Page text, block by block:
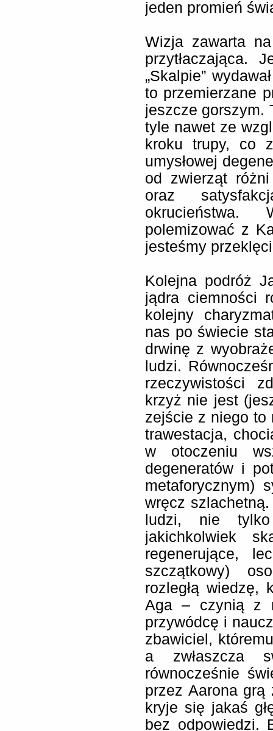
jeden promień
Wizja zawarta
przytłaczająca.
„Skalpie”
to przemierzane
jeszcze gorszym.
tyle nawet ze
kroku trupy, co
umysłowej
od zwierząt
oraz
polemizować z
jesteśmy
Kolejna podróż
jądra ciemności
kolejny
nas po świecie
drwinę z
ludzi.
rzeczywistości
krzyż nie jest
zejście z niego to
trawestacja,
w otoczeniu
degeneratów i
metaforycznym)
wręcz
ludzi, nie tylko
jakichkolwiek
regenerujące,
szczątkowy)
rozległą wiedzę,
Aga – czynią z
przywódcę i
zbawiciel,
a zwłaszcza
równocześnie
przez Aarona
kryje się jakaś
bez odpowiedzi.